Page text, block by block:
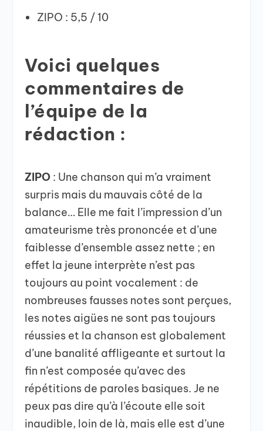
ZIPO : 5,5 / 10
Voici quelques
commentaires de
l’équipe de la
rédaction :
ZIPO : Une chanson qui m’a vraiment
surpris mais du mauvais côté de la
balance… Elle me fait l’impression d’un
amateurisme très prononcée et d’une
faiblesse d’ensemble assez nette ; en
effet la jeune interprète n’est pas
toujours au point vocalement : de
nombreuses fausses notes sont perçues,
les notes aigües ne sont pas toujours
réussies et la chanson est globalement
d’une banalité affligeante et surtout la
fin n’est composée qu’avec des
répétitions de paroles basiques. Je ne
peux pas dire qu’à l’écoute elle soit
inaudible, loin de là, mais elle est d’une